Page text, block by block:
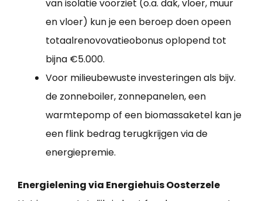
van isolatie voorziet (o.a. dak, vloer, muur
en vloer) kun je een beroep doen opeen
totaalrenovovatieobonus oplopend tot
bijna €5.000.
Voor milieubewuste investeringen als bijv.
de zonneboiler, zonnepanelen, een
warmtepomp of een biomassaketel kan je
een flink bedrag terugkrijgen via de
energiepremie.
Energielening via Energiehuis Oosterzele